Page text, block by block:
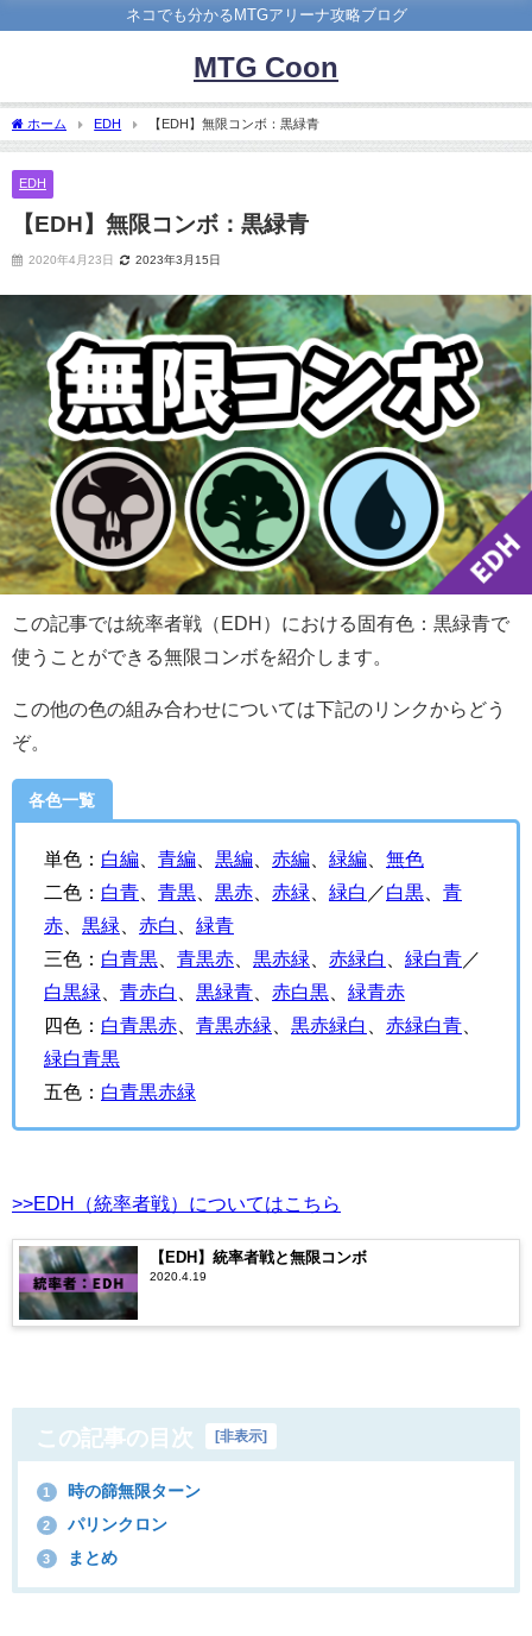
ネコでも分かるMTGアリーナ攻略ブログ
MTG Coon
ホーム EDH 【EDH】無限コンボ：黒緑青
EDH
【EDH】無限コンボ：黒緑青
2020年4月23日 2023年3月15日
この記事では統率者戦（EDH）における固有色：黒緑青で
使うことができる無限コンボを紹介します。
この他の色の組み合わせについては下記のリンクからどう
ぞ。
各色一覧
単色： 白編 青編 黒編 赤編 緑編
無色
二色： 白青 青黒 黒赤 赤緑 緑白 ／白黒
青
赤
黒緑 赤白
緑青
三色： 白青黒 青黒赤 黒赤緑 赤緑白 緑白青 ／
白黒緑
青赤白 黒緑青 赤白黒
緑青赤
四色： 白青黒赤 青黒赤緑 黒赤緑白 赤緑白青
緑白青黒
五色： 白青黒赤緑
>>EDH（統率者戦）についてはこちら
【EDH】統率者戦と無限コンボ
2020.4.19
この記事の目次 [非表示]
1 時の篩無限ターン
2 パリンクロン
3 まとめ